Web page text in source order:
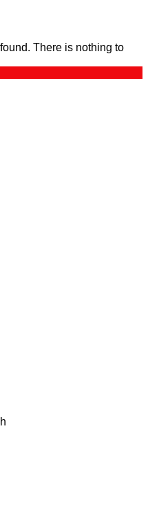
There is nothing to